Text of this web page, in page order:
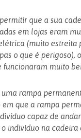
que a sua
em lojas eram
(muito estreita
o que é perigoso),
funcionaram muito
rampa
que a rampa
capaz de
indivíduo na cadeira